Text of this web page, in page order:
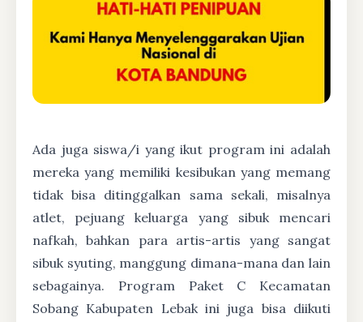
Ada juga siswa/i yang ikut program ini adalah
mereka yang memiliki kesibukan yang memang
tidak bisa ditinggalkan sama sekali, misalnya
atlet, pejuang keluarga yang sibuk mencari
nafkah, bahkan para artis-artis yang sangat
sibuk syuting, manggung dimana-mana dan lain
sebagainya. Program Paket C Kecamatan
Sobang Kabupaten Lebak ini juga bisa diikuti